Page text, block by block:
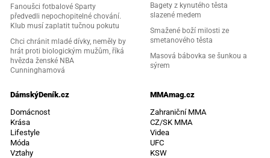
Fanoušci fotbalové Sparty
předvedli nepochopitelné chování.
Klub musí zaplatit tučnou pokutu
Chci chránit mladé dívky, neměly by
hrát proti biologickým mužům, říká
hvězda ženské NBA
Cunninghamová
Bagety z kynutého těsta
slazené medem
Smažené boží milosti ze
smetanového těsta
Masová bábovka se šunkou a
sýrem
DámskýDeník.cz
Domácnost
Krása
Lifestyle
Móda
Vztahy
MMAmag.cz
Zahraniční MMA
CZ/SK MMA
Videa
UFC
KSW